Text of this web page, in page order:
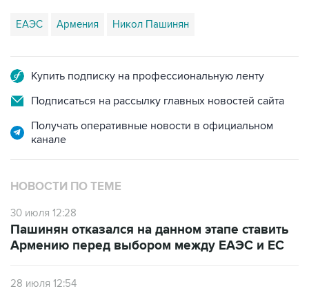
ЕАЭС Армения Никол Пашинян
Купить подписку на профессиональную ленту
Подписаться на рассылку главных новостей сайта
Получать оперативные новости в официальном
канале
НОВОСТИ ПО ТЕМЕ
30 июля 12:28
Пашинян отказался на данном этапе ставить
Армению перед выбором между ЕАЭС и ЕС
28 июля 12:54